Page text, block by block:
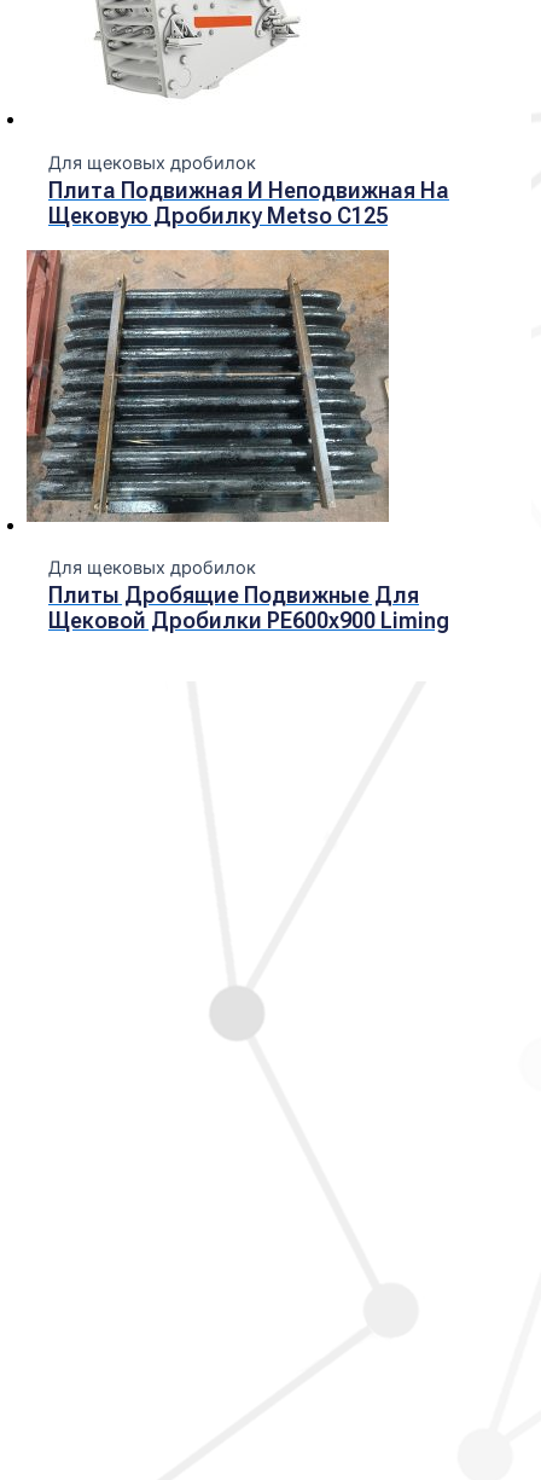
Для щековых дробилок
Плита Подвижная И Неподвижная На
Щековую Дробилку Metso С125
Для щековых дробилок
Плиты Дробящие Подвижные Для
Щековой Дробилки PE600x900 Liming